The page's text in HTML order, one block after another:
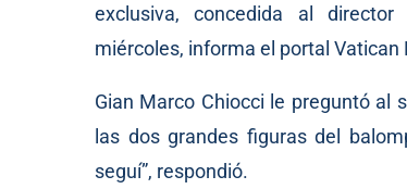
exclusiva, concedida al
miércoles, informa el portal Vatican
Gian Marco Chiocci le preguntó al
las dos grandes figuras del
seguí”, respondió.